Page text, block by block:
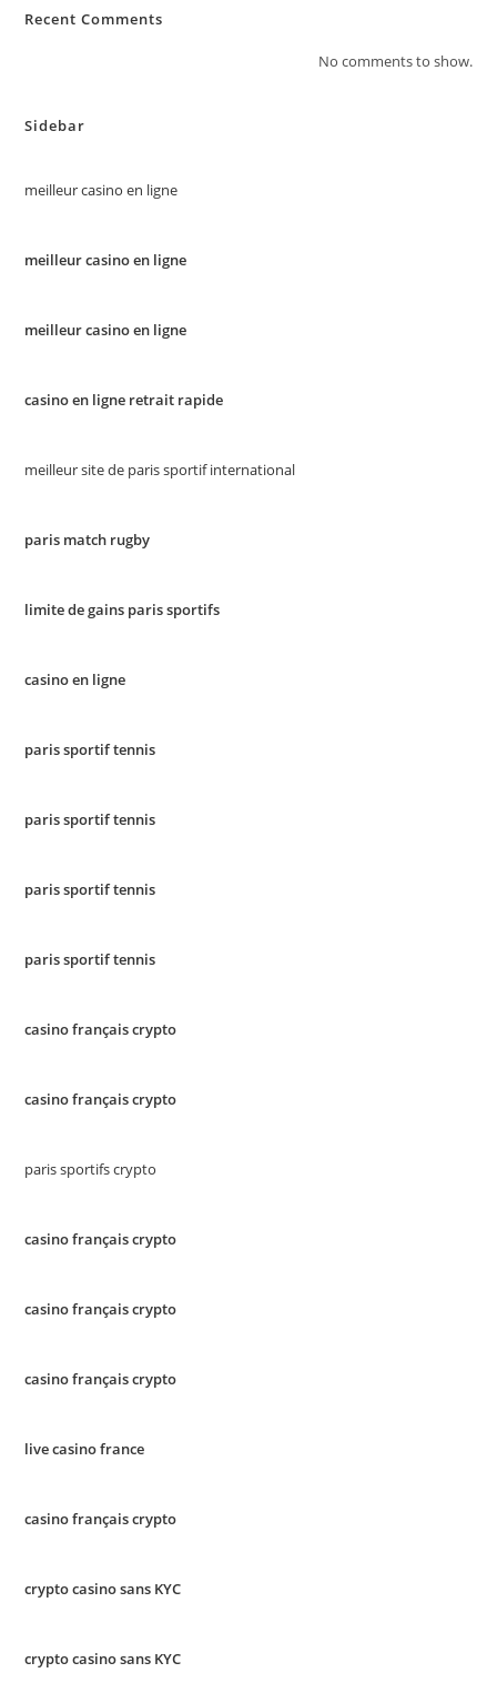
Recent Comments
No comments to show.
Sidebar
meilleur casino en ligne
meilleur casino en ligne
meilleur casino en ligne
casino en ligne retrait rapide
meilleur site de paris sportif international
paris match rugby
limite de gains paris sportifs
casino en ligne
paris sportif tennis
paris sportif tennis
paris sportif tennis
paris sportif tennis
casino français crypto
casino français crypto
paris sportifs crypto
casino français crypto
casino français crypto
casino français crypto
live casino france
casino français crypto
crypto casino sans KYC
crypto casino sans KYC